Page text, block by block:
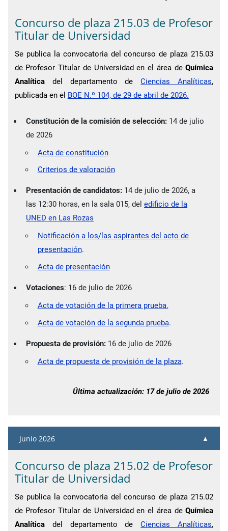
Concurso de plaza 215.03 de Profesor
Titular de Universidad
Se publica la convocatoria del concurso de plaza 215.03
de Profesor Titular de Universidad en el área deQuímica
Analíticadel departamento deCiencias Analíticas,
publicada en el BOE N.º 104, de 29 de abril de 2026.
Constitución de la comisión de selección: 14 de julio
de 2026
Acta de constitución
Criterios de valoración
Presentación de candidatos: 14 de julio de 2026, a
las 12:30 horas, en la sala 015, deledificio de la
UNED en Las Rozas
Notificación a los/las aspirantes del acto de
presentación.
Acta de presentación
Votaciones: 16 de julio de 2026
Acta de votación de la primera prueba.
Acta de votación de la segunda prueba.
Propuesta de provisión: 16 de julio de 2026
Acta de propuesta de provisión de la plaza.
Última actualización: 17 de julio de 2026
Junio 2026
Concurso de plaza 215.02 de Profesor
Titular de Universidad
Se publica la convocatoria del concurso de plaza 215.02
de Profesor Titular de Universidad en el área deQuímica
Analíticadel departamento deCiencias Analíticas,